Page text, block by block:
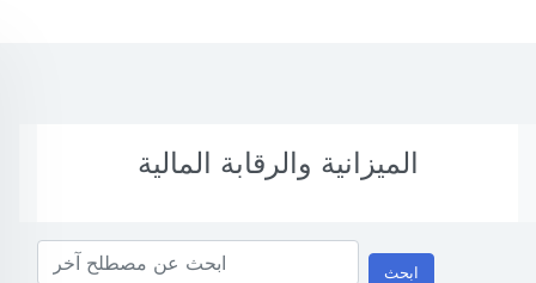
الميزانية والرقابة المالية
ابحث